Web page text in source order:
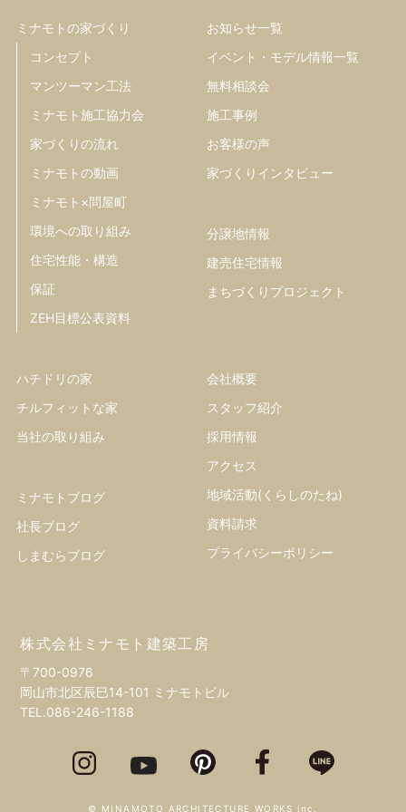
ミナモトの家づくり
コンセプト
マンツーマン工法
ミナモト施工協力会
家づくりの流れ
ミナモトの動画
ミナモト×問屋町
環境への取り組み
住宅性能・構造
保証
ZEH目標公表資料
お知らせ一覧
イベント・モデル情報一覧
無料相談会
施工事例
お客様の声
家づくりインタビュー
分譲地情報
建売住宅情報
まちづくりプロジェクト
ハチドリの家
チルフィットな家
当社の取り組み
ミナモトブログ
社長ブログ
しまむらブログ
会社概要
スタッフ紹介
採用情報
アクセス
地域活動(くらしのたね)
資料請求
プライバシーポリシー
株式会社ミナモト建築工房
〒700-0976
岡山市北区辰巳14-101 ミナモトビル
TEL.086-246-1188
© MINAMOTO ARCHITECTURE WORKS inc.